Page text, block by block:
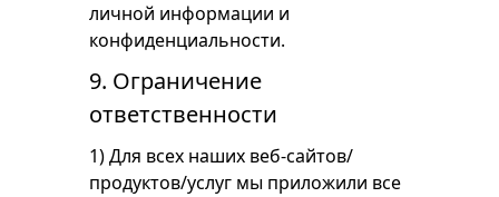
личной информации и
конфиденциальности.
9. Ограничение
ответственности
1) Для всех наших веб-сайтов/
продуктов/услуг мы приложили все